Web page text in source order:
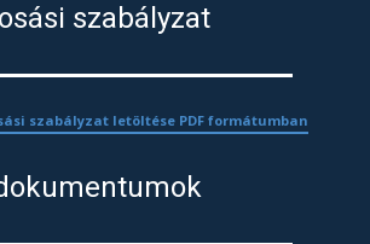
szabályzat
szabályzat letöltése PDF formátumban